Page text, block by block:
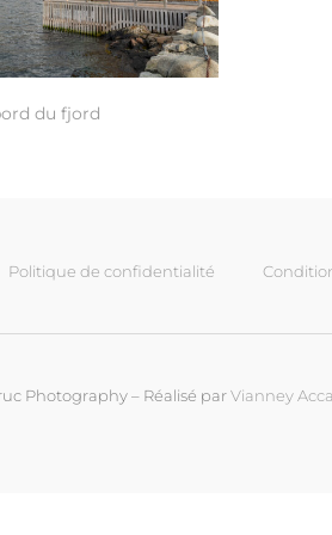
du fjord
Politique de confidentialité
Photography – Réalisé parVianney